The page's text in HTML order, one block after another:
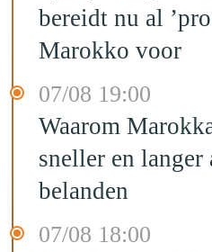
bereidt nu al
Marokko voor
07/08 19:00
Waarom
sneller en langer
belanden
07/08 18:00